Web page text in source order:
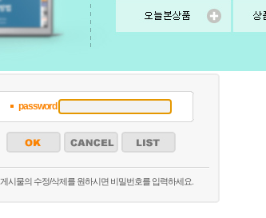
password
게시물의 수정/삭제를 원하시면 비밀번호를 입력하세요.